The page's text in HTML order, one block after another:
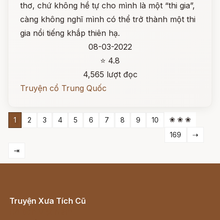
thơ, chứ không hề tự cho mình là một “thi gia”,
càng không nghĩ mình có thể trở thành một thi
gia nổi tiếng khắp thiên hạ.
08-03-2022
⭐ 4.8
4,565 lượt đọc
Truyện cổ Trung Quốc
1 2 3 4 5 6 7 8 9 10
❀ ❀ ❀
169
⇢
⇥
Truyện Xưa Tích Cũ